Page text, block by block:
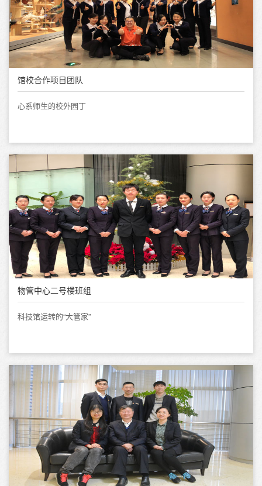
馆校合作项目团队
心系师生的校外园丁
物管中心二号楼班组
科技馆运转的“大管家”